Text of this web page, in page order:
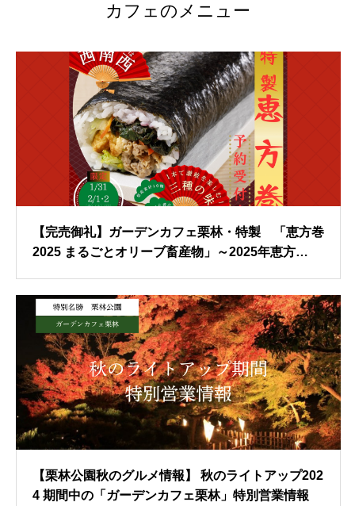
カフェのメニュー
【完売御礼】ガーデンカフェ栗林・特製 「恵方巻
2025 まるごとオリーブ畜産物」～2025年恵方
【栗林公園秋のグルメ情報】 秋のライトアップ202
4 期間中の「ガーデンカフェ栗林」特別営業情報